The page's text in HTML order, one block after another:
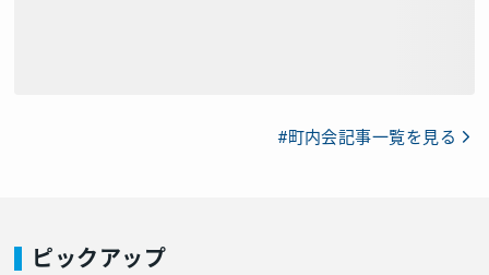
#町内会記事一覧を見る
ピックアップ